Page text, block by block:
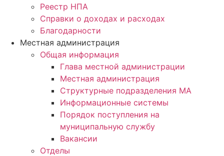
Реестр НПА
Справки о доходах и расходах
Благодарности
Местная администрация
Общая информация
Глава местной администрации
Местная администрация
Структурные подразделения МА
Информационные системы
Порядок поступления на
муниципальную службу
Вакансии
Отделы